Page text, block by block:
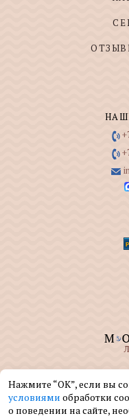
ООО
реализацией
Нажмите “ОК”, если вы
условиями обработки
о поведении на сайте,